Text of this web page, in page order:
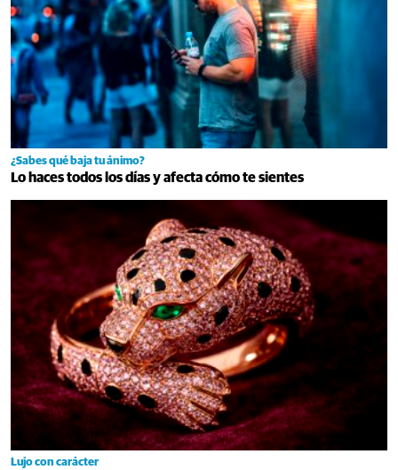
¿Sabes qué baja tu ánimo?
Lo haces todos los días y afecta cómo te sientes
Lujo con carácter